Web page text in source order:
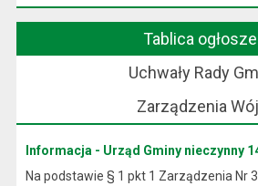
Tablica
Uchwały Rady
Zarządzenia
Informacja - Urząd Gminy nieczynny
Na podstawie § 1 pkt 1 Zarządzenia Nr